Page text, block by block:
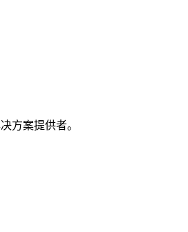
方案提供者。